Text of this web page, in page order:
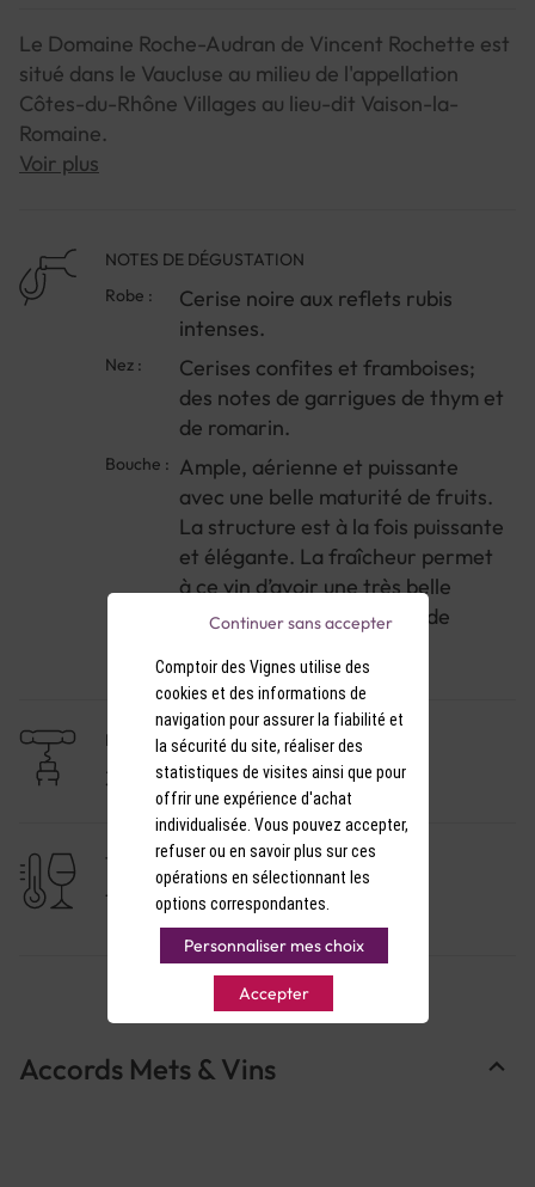
Le Domaine Roche-Audran de Vincent Rochette est
situé dans le Vaucluse au milieu de l'appellation
Côtes-du-Rhône Villages au lieu-dit Vaison-la-
Romaine.
100 % de grenache. Il en résulte un vin puissant et
élégant avec beaucoup de fraîcheur et de jutosité
ainsi que la chaleur typique d'un Côtes-du-Rhône.
Voir plus
NOTES DE DÉGUSTATION
Robe :
Cerise noire aux reflets rubis
intenses.
Nez :
Cerises confites et framboises;
des notes de garrigues de thym et
de romarin.
Bouche : Ample, aérienne et puissante
avec une belle maturité de fruits.
La structure est à la fois puissante
et élégante. La fraîcheur permet
à ce vin d’avoir une très belle
persistance sur des notes de
NIVEAU DE GARDE
3 à 5 ans
TEMPÉRATURE DE SERVICE
17-18°C
Accords Mets & Vins
Comptoir des Vignes utilise des
cookies et des informations de
navigation pour assurer la fiabilité et
la sécurité du site, réaliser des
statistiques de visites ainsi que pour
offrir une expérience d'achat
individualisée. Vous pouvez accepter,
refuser ou en savoir plus sur ces
opérations en sélectionnant les
options correspondantes.
Personnaliser mes choix
Accepter
Continuer sans accepter